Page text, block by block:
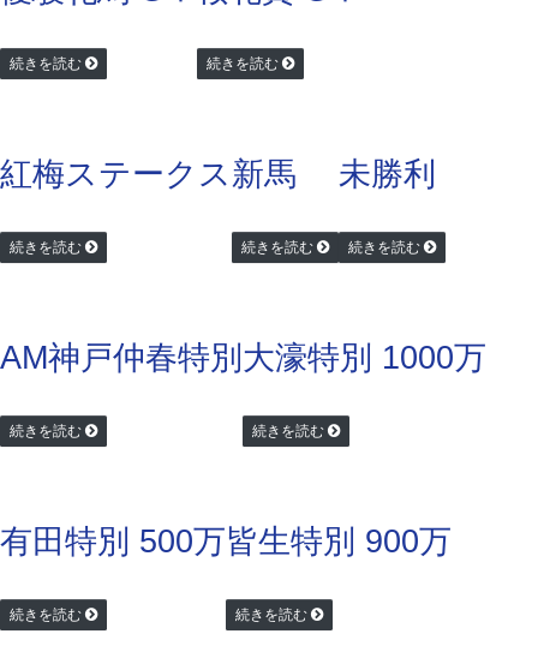
続きを読む 続きを読む
紅梅ステークス
続きを読む
新馬
続きを読む
未勝利
続きを読む
AM神戸仲春特別
続きを読む
大濠特別 1000万
続きを読む
有田特別 500万
続きを読む
皆生特別 900万
続きを読む